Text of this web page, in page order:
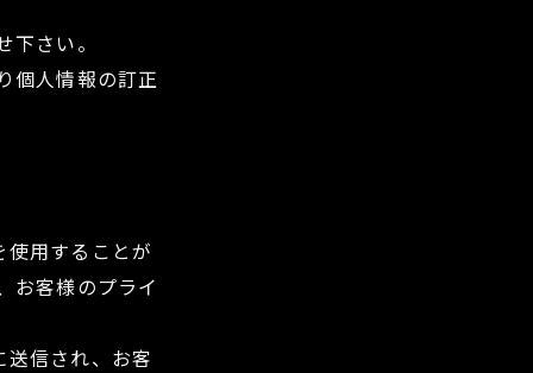
さい。
個人情報の訂正
用することが
お客様のプライ
信され、お客